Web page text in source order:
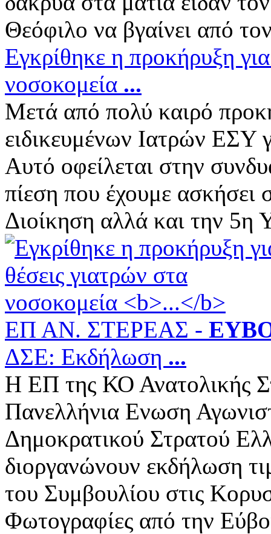
Θεόφιλο να βγαίνει από
Εγκρίθηκε η προκήρυξη
νοσοκομεία ...
Μετά από πολύ καιρό
ειδικευμένων Ιατρών ΕΣΥ
Αυτό οφείλεται στην
πίεση που έχουμε ασκήσει
Διοίκηση αλλά και την
ΕΠ ΑΝ. ΣΤΕΡΕΑΣ -
ΔΣΕ: Εκδήλωση ...
Η ΕΠ της ΚΟ Ανατολικής
Πανελλήνια Ενωση
Δημοκρατικού Στρατού
διοργανώνουν εκδήλωση
του Συμβουλίου στις
Φωτογραφίες από την